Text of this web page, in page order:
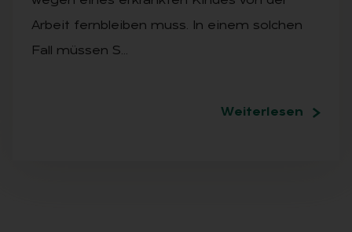
Arbeit fernbleiben muss. In einem solchen
Fall müssen S…
Weiterlesen